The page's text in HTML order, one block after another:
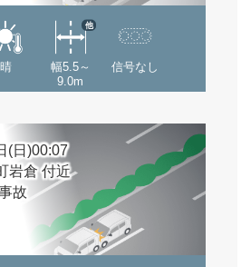
晴
幅5.5～
9.0m
他
信号なし
(日)00:07
岩倉 付近
故